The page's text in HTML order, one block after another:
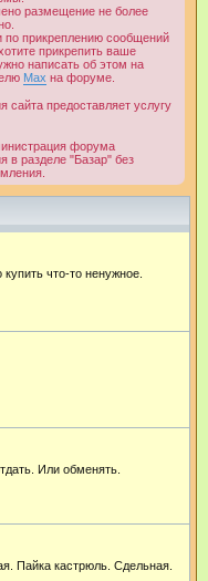
размещение не более
по прикреплению сообщений
прикрепить ваше
написать об этом на
Max на форуме.
предоставляет услугу
форума
в разделе "Базар" без
что-то ненужное.
Или обменять.
Пайка кастрюль. Сдельная.